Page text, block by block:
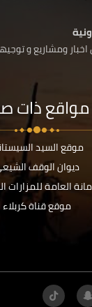
ومشاريع و
مواقع ذات
موقع السيد
ديوان الوقف
العامة للمزارات
موقع قناة كربلاء